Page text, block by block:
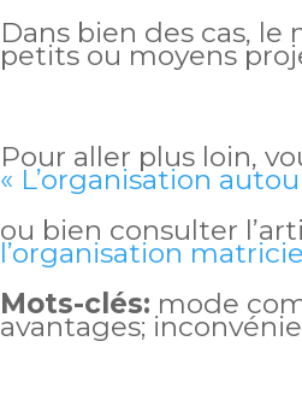
Dans bien des cas,
petits ou moyens
Pour aller plus loin,
« L’organisation
ou bien consulter
l’organisation
Mots-clés: mode
avantages;